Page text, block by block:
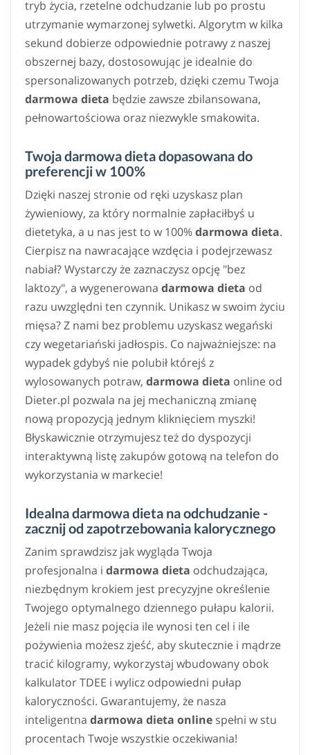
tryb życia, rzetelne odchudzanie lub po prostu
utrzymanie wymarzonej sylwetki. Algorytm w kilka
sekund dobierze odpowiednie potrawy z naszej
obszernej bazy, dostosowując je idealnie do
spersonalizowanych potrzeb, dzięki czemu Twoja
darmowa dieta będzie zawsze zbilansowana,
pełnowartościowa oraz niezwykle smakowita.
Twoja darmowa dieta dopasowana do
preferencji w 100%
Dzięki naszej stronie od ręki uzyskasz plan
żywieniowy, za który normalnie zapłaciłbyś u
dietetyka, a u nas jest to w 100%darmowa dieta.
Cierpisz na nawracające wzdęcia i podejrzewasz
nabiał? Wystarczy że zaznaczysz opcję "bez
laktozy", a wygenerowana darmowa dieta od
razu uwzględni ten czynnik. Unikasz w swoim życiu
mięsa? Z nami bez problemu uzyskasz wegański
czy wegetariański jadłospis. Co najważniejsze: na
wypadek gdybyś nie polubił którejś z
wylosowanych potraw, darmowa dieta online od
Dieter.pl pozwala na jej mechaniczną zmianę
nową propozycją jednym kliknięciem myszki!
Błyskawicznie otrzymujesz też do dyspozycji
interaktywną listę zakupów gotową na telefon do
wykorzystania w markecie!
Idealna darmowa dieta na odchudzanie -
zacznij od zapotrzebowania kalorycznego
Zanim sprawdzisz jak wygląda Twoja
profesjonalna i darmowa dieta odchudzająca,
niezbędnym krokiem jest precyzyjne określenie
Twojego optymalnego dziennego pułapu kalorii.
Jeżeli nie masz pojęcia ile wynosi ten cel i ile
pożywienia możesz zjeść, aby skutecznie i mądrze
tracić kilogramy, wykorzystaj wbudowany obok
kalkulator TDEE i wylicz odpowiedni pułap
kaloryczności. Gwarantujemy, że nasza
inteligentna darmowa dieta online spełni w stu
procentach Twoje wszystkie oczekiwania!